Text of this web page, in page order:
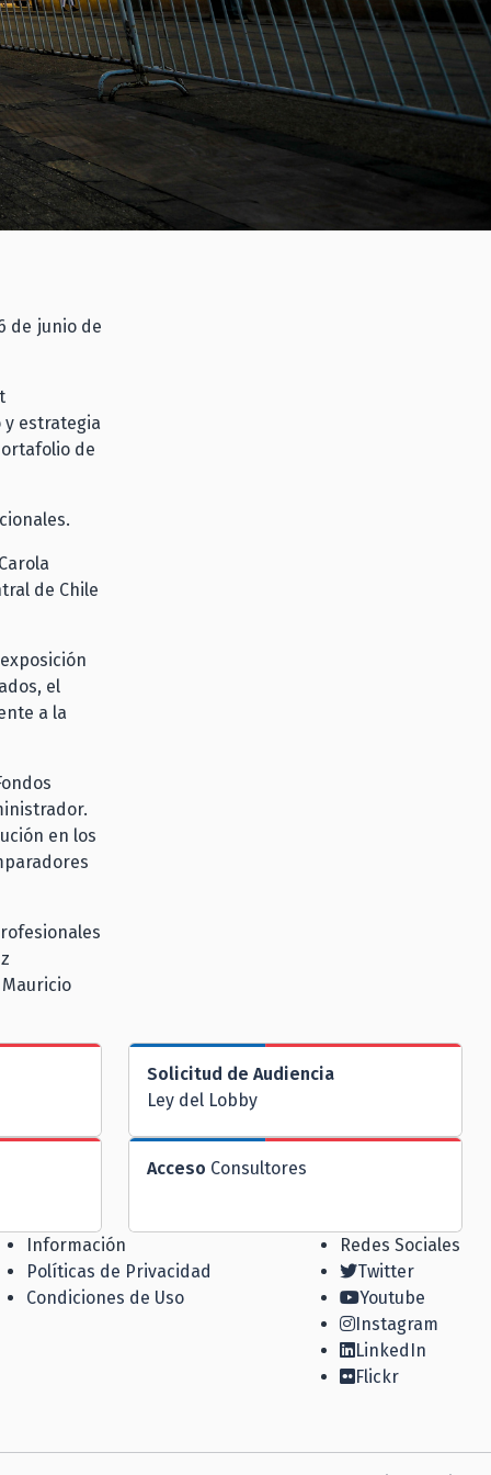
de junio de
estrategia
de
de Chile
el
a la
en los
Solicitud de Audiencia
Ley del Lobby
Acceso Consultores
Información
Políticas de Privacidad
Condiciones de Uso
Redes Sociales
Twitter
Youtube
Instagram
LinkedIn
Flickr